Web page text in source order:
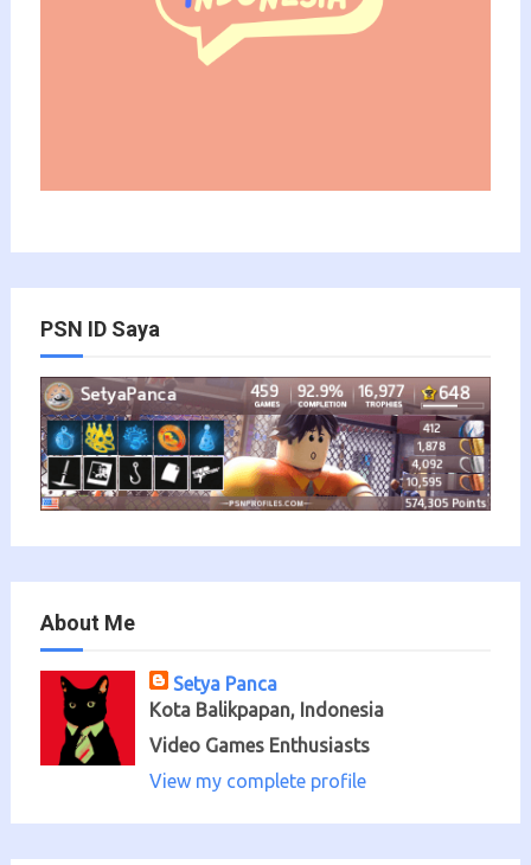
PSN ID Saya
About Me
Setya Panca
Kota Balikpapan, Indonesia
Video Games Enthusiasts
View my complete profile